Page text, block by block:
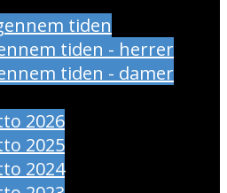
tiden
tiden - herrer
tiden - damer
2026
2025
2024